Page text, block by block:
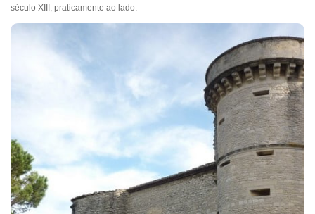
século XIII, praticamente ao lado.